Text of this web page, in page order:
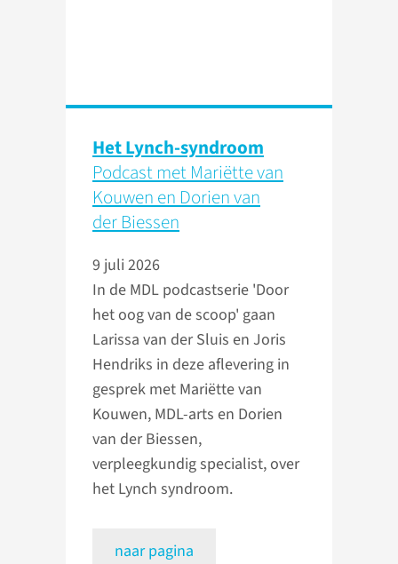
Het Lynch-syndroom
Podcast met Mariëtte van
Kouwen en Dorien van
der Biessen
9 juli 2026
In de MDL podcastserie 'Door
het oog van de scoop' gaan
Larissa van der Sluis en Joris
Hendriks in deze aflevering in
gesprek met Mariëtte van
Kouwen, MDL-arts en Dorien
van der Biessen,
verpleegkundig specialist, over
het Lynch syndroom.
naar pagina